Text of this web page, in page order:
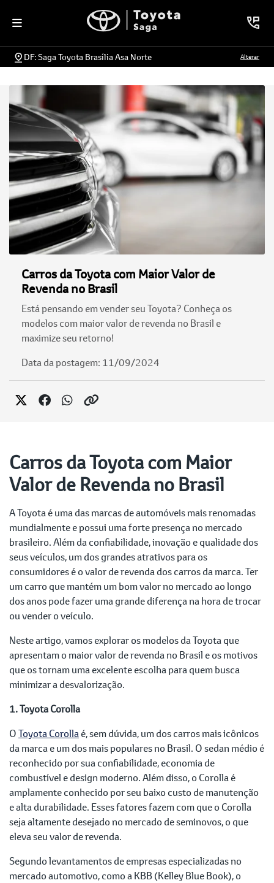
DF: Saga Toyota Brasília Asa Norte Alterar
Carros da Toyota com Maior Valor de
Revenda no Brasil
Está pensando em vender seu Toyota? Conheça os
modelos com maior valor de revenda no Brasil e
maximize seu retorno!
Data da postagem: 11/09/2024
Carros da Toyota com Maior
Valor de Revenda no Brasil
A Toyota é uma das marcas de automóveis mais renomadas
mundialmente e possui uma forte presença no mercado
brasileiro. Além da confiabilidade, inovação e qualidade dos
seus veículos, um dos grandes atrativos para os
consumidores é o valor de revenda dos carros da marca. Ter
um carro que mantém um bom valor no mercado ao longo
dos anos pode fazer uma grande diferença na hora de trocar
ou vender o veículo.
Neste artigo, vamos explorar os modelos da Toyota que
apresentam o maior valor de revenda no Brasil e os motivos
que os tornam uma excelente escolha para quem busca
minimizar a desvalorização.
1. Toyota Corolla
OToyota Corollaé, sem dúvida, um dos carros mais icônicos
da marca e um dos mais populares no Brasil. O sedan médio é
reconhecido por sua confiabilidade, economia de
combustível e design moderno. Além disso, o Corolla é
amplamente conhecido por seu baixo custo de manutenção
e alta durabilidade. Esses fatores fazem com que o Corolla
seja altamente desejado no mercado de seminovos, o que
eleva seu valor de revenda.
Segundo levantamentos de empresas especializadas no
mercado automotivo, como a KBB (Kelley Blue Book), o